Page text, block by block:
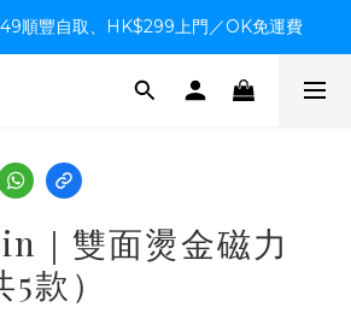
順豐自取、HK$299上門／OK免運費
順豐自取、HK$299上門／OK免運費
停信用卡支付至8月中，造成不便感謝諒解
｜雙面燙金磁力
款）